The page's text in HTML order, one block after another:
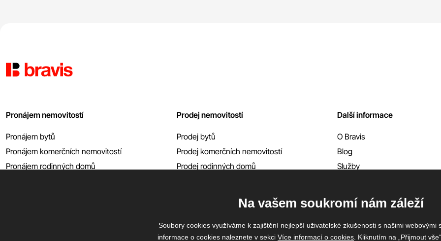
Pronájem nemovitostí
Pronájem bytů
Pronájem komerčních nemovitostí
Pronájem rodinných domů
Prodej nemovitostí
Prodej bytů
Prodej komerčních nemovitostí
Prodej rodinných domů
Další informace
O Bravis
Blog
Služby
Kontakty
Na vašem soukromí nám záleží
Soubory cookies využíváme k zajištění nejlepší uživatelské zkušenosti s našimi webovými
informace o cookies naleznete v sekci Více informací o cookies . Kliknutím na „Přijmout